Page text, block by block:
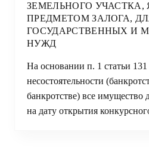
ЗЕМЕЛЬНОГО
ПРЕДМЕТОМ ЗАЛОГА,
ГОСУДАРСТВЕННЫХ И
НУЖД
На основании п. 1 статьи
несостоятельности
банкротстве) все
на дату открытия